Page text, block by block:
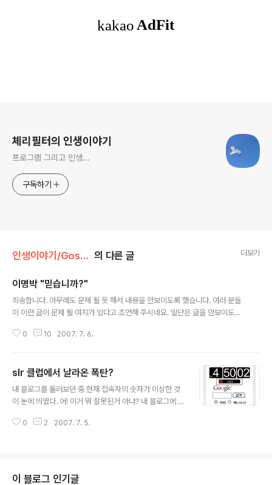
체리필터의 인생이야기
프로그램 그리고 인생...
구독하기
인생이야기/Gossip 의 다른 글 더보기
이명박 "믿습니까?"
죄송합니다. 아무래도 문제 될 듯 해서 내용을 안보이도록 했습니다. 여러 분들
이 이런 글이 문제 될 여지가 있다고 조언해 주시네요. 일단은 글을 안보이도록
대한민국 더러워서 뜨든가 해야 겠네요. 여기가 교회냐? 믿긴 뭘 믿어? 12월에
서도 보이게 할 겸 다시 올립니다. 덧2. 정말로 궁금한 건데 교회 믿는 사람들 정
말로 이명박 찍어 줄겁니까? 단지 같은 기독교라는 이유로? 덧3. 선관위의 xxx
가 있을 듯도 한데... 선관위가 이 글을 본다면, http..
0 10 2007. 7. 6.
slr 클럽에서 날라온 폭탄?
내 블로그를 둘러보던 중 현재 접속자의 숫자가 이상한 것
이 눈에 띄였다. 어! 이거 뭐 잘못된거 아냐? 내 블로그에 이
로그를 봤죠. 그랬더니... slr 클럽에서 링크가 걸려 있더군
0 2 2007. 7. 5.
이 블로그 인기글